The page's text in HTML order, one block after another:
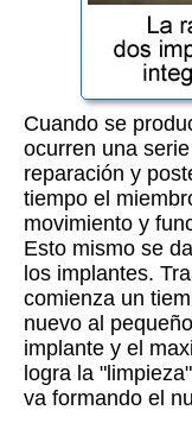
Cuando se
ocurren una
reparación y
tiempo el
movimiento y
Esto mismo se
los implantes.
comienza un
nuevo al
implante y el
logra la
va formando el